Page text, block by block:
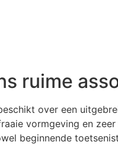
ruime
over een
vormgeving en
beginnende